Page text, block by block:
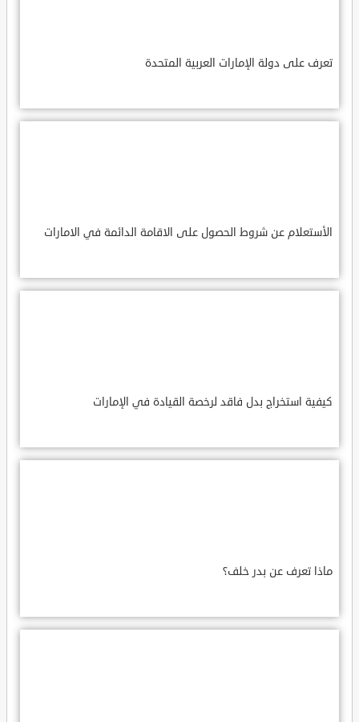
تعرف على دولة الإمارات العربية المتحدة
الأستعلام عن شروط الحصول على الاقامة الدائمة في الامارات
كيفية استخراج بدل فاقد لرخصة القيادة في الإمارات
ماذا تعرف عن بدر خلف؟